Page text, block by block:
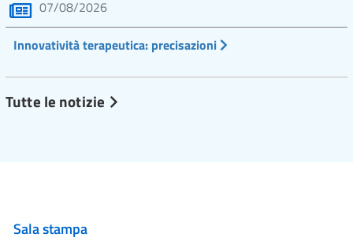
07/08/2026
Innovatività terapeutica: precisazioni
Tutte le notizie
Sala stampa